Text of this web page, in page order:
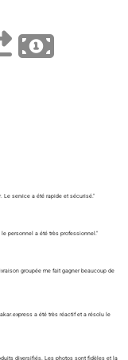
Le service a été rapide et sécurisé."
personnel a été très professionnel."
groupée me fait gagner beaucoup de
a été très réactif et a résolu le
diversifiés. Les photos sont fidèles et la